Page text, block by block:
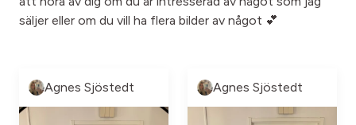
säljer eller om du vill ha flera bilder av något 💕
Agnes Sjöstedt Agnes Sjöstedt